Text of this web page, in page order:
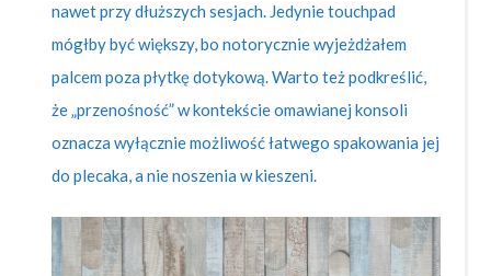
nawet przy dłuższych sesjach. Jedynie touchpad
mógłby być większy, bo notorycznie wyjeżdżałem
palcem poza płytkę dotykową. Warto też podkreślić,
że „przenośność” w kontekście omawianej konsoli
oznacza wyłącznie możliwość łatwego spakowania jej
do plecaka, a nie noszenia w kieszeni.